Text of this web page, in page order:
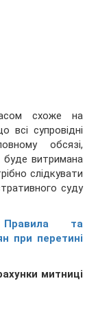
схоже на
всі супровідні
обсязі,
буде витримана
слідкувати
суду
Правила та
при перетині
митниці